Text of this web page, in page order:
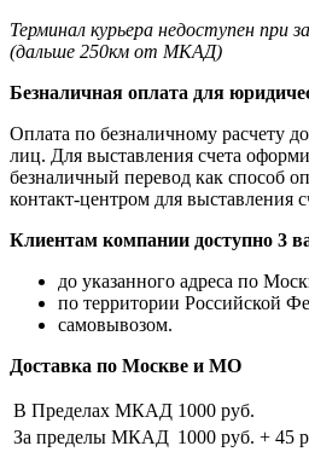
Терминал курьера недоступен при
(дальше 250км от МКАД)
Безналичная оплата для
Оплата по безналичному расчету
лиц. Для выставления счета
безналичный перевод как способ
контакт-центром для выставления
Клиентам компании доступно 3
до указанного адреса по
по территории Российской
самовывозом.
Доставка по Москве и МО
В Пределах МКАД 1000 руб.
За пределы МКАД 1000 руб. + 45